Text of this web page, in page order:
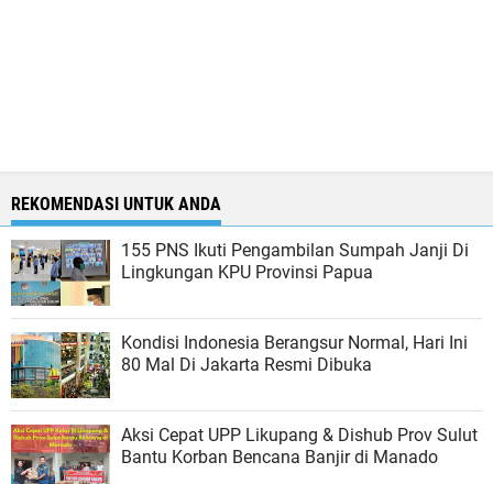
REKOMENDASI UNTUK ANDA
155 PNS Ikuti Pengambilan Sumpah Janji Di
Lingkungan KPU Provinsi Papua
Kondisi Indonesia Berangsur Normal, Hari Ini
80 Mal Di Jakarta Resmi Dibuka
Aksi Cepat UPP Likupang & Dishub Prov Sulut
Bantu Korban Bencana Banjir di Manado